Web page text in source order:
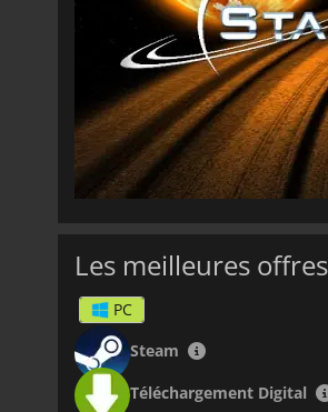
Les meilleures
PC
Steam
Téléchargement Digital